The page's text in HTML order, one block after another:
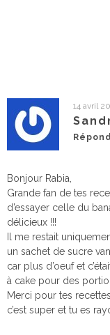
14 avril
Bonjour Rabia,
Grande fan de tes
d’essayer celle du
délicieux !!!
Il me restait
un sachet de sucre
car plus d’oeuf et
à cake pour des
Merci pour tes
c’est super et tu es